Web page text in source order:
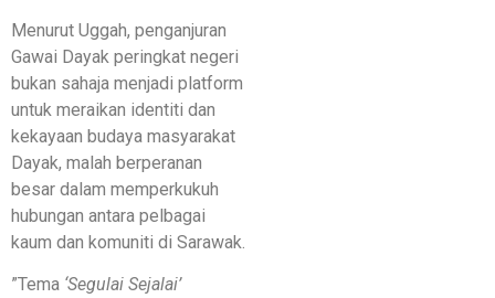
​Menurut Uggah, penganjuran
Gawai Dayak peringkat negeri
bukan sahaja menjadi platform
untuk meraikan identiti dan
kekayaan budaya masyarakat
Dayak, malah berperanan
besar dalam memperkukuh
hubungan antara pelbagai
kaum dan komuniti di Sarawak.
​”Tema ‘Segulai Sejalai’